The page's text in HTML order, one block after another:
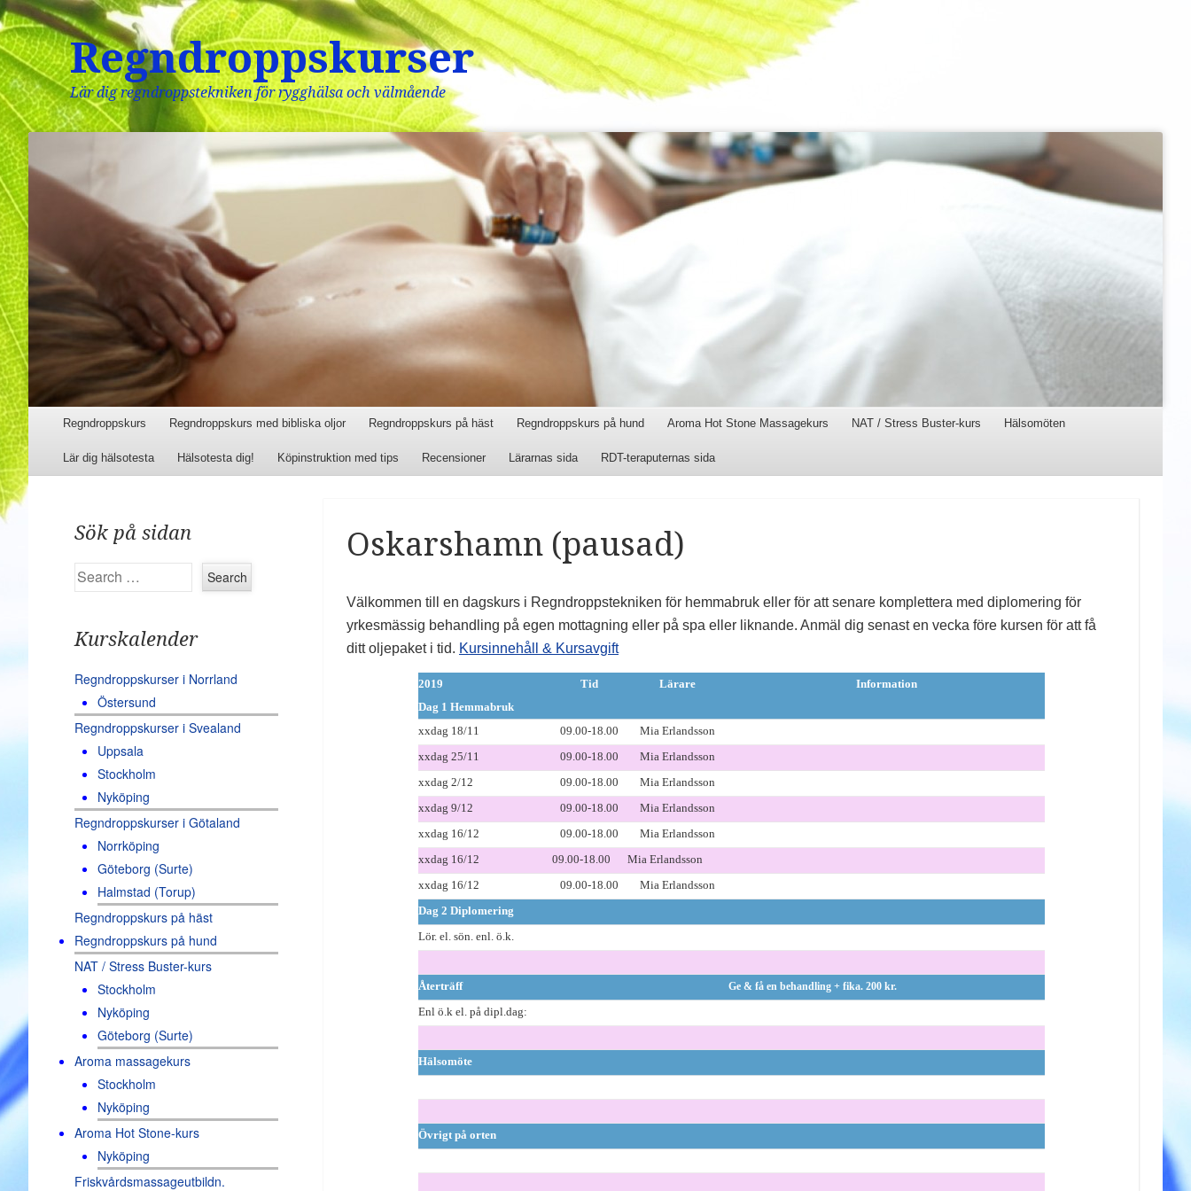
Regndroppskurser
Lär dig regndroppstekniken för rygghälsa och välmående
Menu
Skip to content
Regndroppskurs Regndroppskurs med bibliska oljor Regndroppskurs på häst Regndroppskurs på hund Aroma Hot Stone Massagekurs NAT / Stress Buster-kurs Hälsomöten
Lär dig hälsotesta Hälsotesta dig! Köpinstruktion med tips Recensioner Lärarnas sida RDT-teraputernas sida
Oskarshamn (pausad)
Välkommen till en dagskurs i Regndroppstekniken för hemmabruk eller för att senare komplettera med diplomering för
yrkesmässig behandling på egen mottagning eller på spa eller liknande. Anmäl dig senast en vecka före kursen för att få
ditt oljepaket i tid. Kursinnehåll & Kursavgift
2019
Dag 1 Hemmabruk
Tid Lärare Information
xxdag 18/11 09.00-18.00
Mia Erlandsson
xxdag 25/11
09.00-18.00
Mia Erlandsson
xxdag 2/12
09.00-18.00
Mia Erlandsson
xxdag 9/12
09.00-18.00
Mia Erlandsson
xxdag 16/12
09.00-18.00
Mia Erlandsson
xxdag 16/12
09.00-18.00
Mia Erlandsson
xxdag 16/12
09.00-18.00
Mia Erlandsson
Dag 2 Diplomering
Lör. el. sön. enl. ö.k.
Återträff Ge & få en behandling + fika. 200 kr.
Enl ö.k el. på dipl.dag:
Hälsomöte
Övrigt på orten
Sök på sidan
Search
Kurskalender
Regndroppskurser i Norrland
Östersund
Regndroppskurser i Svealand
Uppsala
Stockholm
Nyköping
Regndroppskurser i Götaland
Norrköping
Göteborg (Surte)
Halmstad (Torup)
Regndroppskurs på häst
Regndroppskurs på hund
NAT / Stress Buster-kurs
Stockholm
Nyköping
Göteborg (Surte)
Aroma massagekurs
Stockholm
Nyköping
Aroma Hot Stone-kurs
Nyköping
Friskvårdsmassageutbildn.